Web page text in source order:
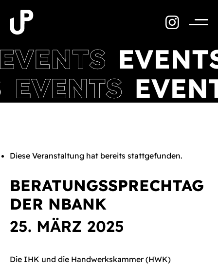
Inhalt
springen
Diese Veranstaltung hat bereits stattgefunden.
BERATUNGSSPRECHTAG
DER NBANK
25. MÄRZ 2025
Die IHK und die Handwerkskammer (HWK)